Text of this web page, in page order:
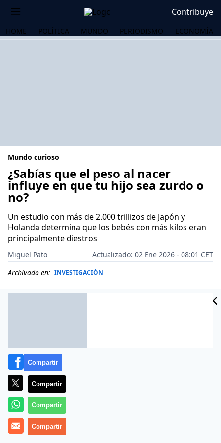
Contribuye
HOME POLÍTICA MUNDO PERIODISMO ECONOMÍA
Mundo curioso
¿Sabías que el peso al nacer
influye en que tu hijo sea zurdo o
no?
Un estudio con más de 2.000 trillizos de Japón y
Holanda determina que los bebés con más kilos eran
principalmente diestros
Miguel Pato
Actualizado: 02 Ene 2026 - 08:01 CET
Archivado en: INVESTIGACIÓN
Más información
Compartir
Compartir
Compartir
Compartir